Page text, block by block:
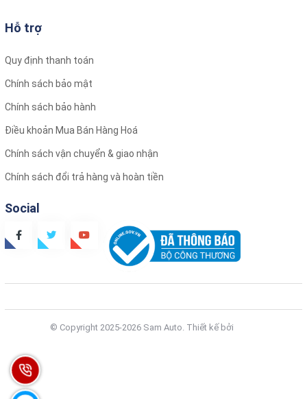
Hỗ trợ
Quy định thanh toán
Chính sách bảo mật
Chính sách bảo hành
Điều khoản Mua Bán Hàng Hoá
Chính sách vận chuyển & giao nhận
Chính sách đổi trả hàng và hoàn tiền
Social
© Copyright 2025-2026 Sam Auto. Thiết kế bởi